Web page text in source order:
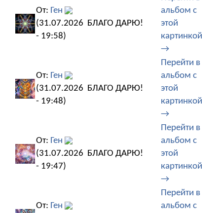
От: Ген
(31.07.2026
- 19:58)
БЛАГО ДАРЮ!
альбом с
этой
картинкой
→
От: Ген
(31.07.2026
- 19:48)
БЛАГО ДАРЮ!
Перейти в
альбом с
этой
картинкой
→
От: Ген
(31.07.2026
- 19:47)
БЛАГО ДАРЮ!
Перейти в
альбом с
этой
картинкой
→
От: Ген
Перейти в
альбом с